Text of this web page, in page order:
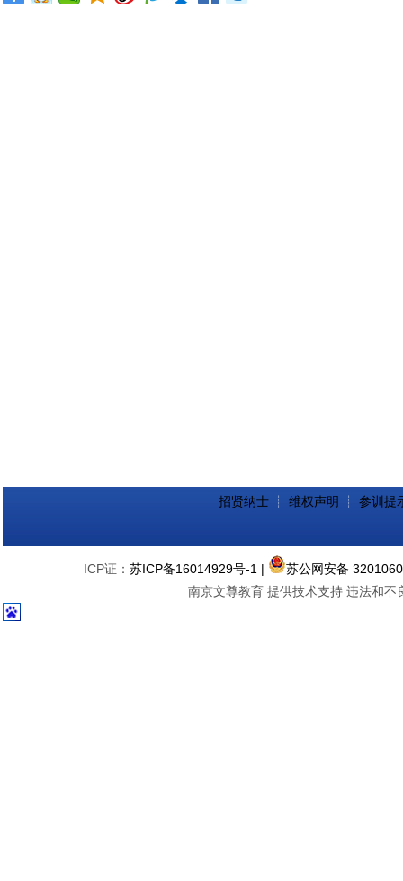
招贤纳士 ┊ 维权声明 ┊ 参训提
ICP证： 苏ICP备16014929号-1 |
苏公网安备
南京文尊教育 提供技术支持 违法和